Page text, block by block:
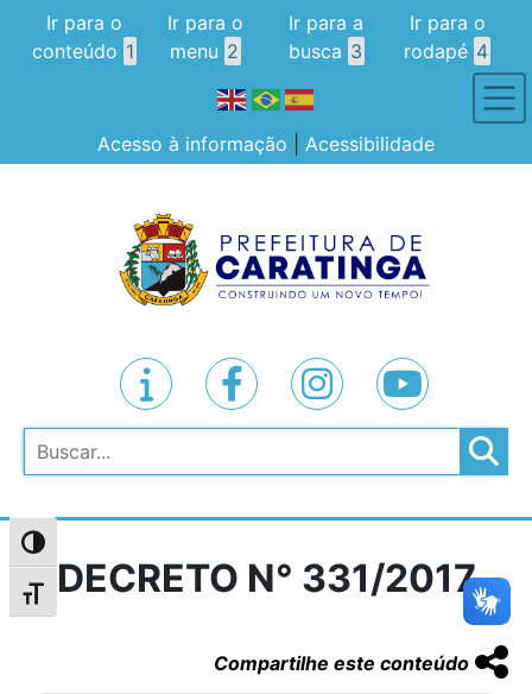
Alternar alto contraste
Alternar tamanho da fonte
Ir para o
conteúdo 1
Ir para o
menu 2
Ir para a
busca 3
Ir para o
rodapé 4
Acesso à informação Acessibilidade
Pesquisar
DECRETO N° 331/2017
Compartilhe este conteúdo